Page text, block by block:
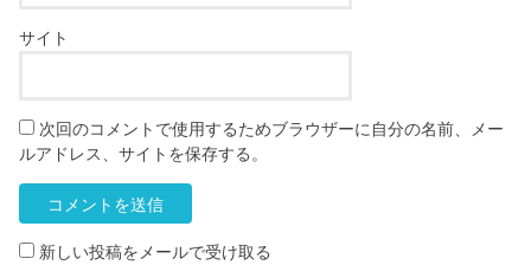
サイト
次回のコメントで使用するためブラウザーに自分の名前、メー
ルアドレス、サイトを保存する。
新しい投稿をメールで受け取る